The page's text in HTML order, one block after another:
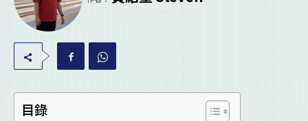
目錄